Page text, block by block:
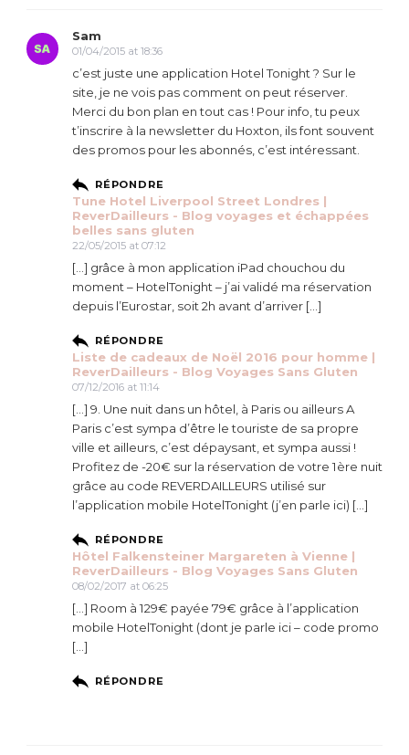
Sam
01/04/2015 at 18:36
c’est juste une application Hotel Tonight ? Sur le
site, je ne vois pas comment on peut réserver.
Merci du bon plan en tout cas ! Pour info, tu peux
t’inscrire à la newsletter du Hoxton, ils font souvent
des promos pour les abonnés, c’est intéressant.
RÉPONDRE
Tune Hotel Liverpool Street Londres |
ReverDailleurs - Blog voyages et échappées
belles sans gluten
22/05/2015 at 07:12
[…] grâce à mon application iPad chouchou du
moment – HotelTonight – j’ai validé ma réservation
depuis l’Eurostar, soit 2h avant d’arriver […]
RÉPONDRE
Liste de cadeaux de Noël 2016 pour homme |
ReverDailleurs - Blog Voyages Sans Gluten
07/12/2016 at 11:14
[…] 9. Une nuit dans un hôtel, à Paris ou ailleurs A
Paris c’est sympa d’être le touriste de sa propre
ville et ailleurs, c’est dépaysant, et sympa aussi !
Profitez de -20€ sur la réservation de votre 1ère nuit
grâce au code REVERDAILLEURS utilisé sur
l’application mobile HotelTonight (j’en parle ici) […]
RÉPONDRE
Hôtel Falkensteiner Margareten à Vienne |
ReverDailleurs - Blog Voyages Sans Gluten
08/02/2017 at 06:25
[…] Room à 129€ payée 79€ grâce à l’application
mobile HotelTonight (dont je parle ici – code promo
[…]
RÉPONDRE